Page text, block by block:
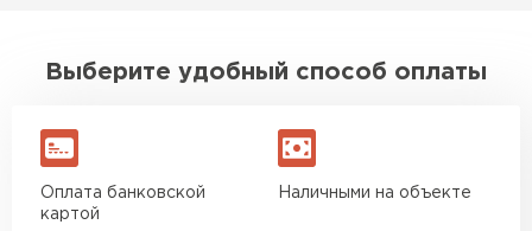
Выберите удобный способ оплаты
Оплата банковской
картой
Наличными на объекте